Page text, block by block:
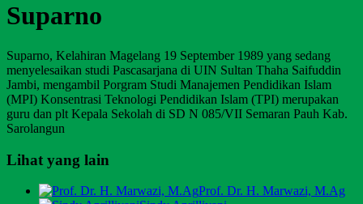
Suparno
Suparno, Kelahiran Magelang 19 September 1989 yang sedang
menyelesaikan studi Pascasarjana di UIN Sultan Thaha Saifuddin
Jambi, mengambil Porgram Studi Manajemen Pendidikan Islam
(MPI) Konsentrasi Teknologi Pendidikan Islam (TPI) merupakan
guru dan plt Kepala Sekolah di SD N 085/VII Semaran Pauh Kab.
Sarolangun
Lihat yang lain
Prof. Dr. H. Marwazi, M.Ag